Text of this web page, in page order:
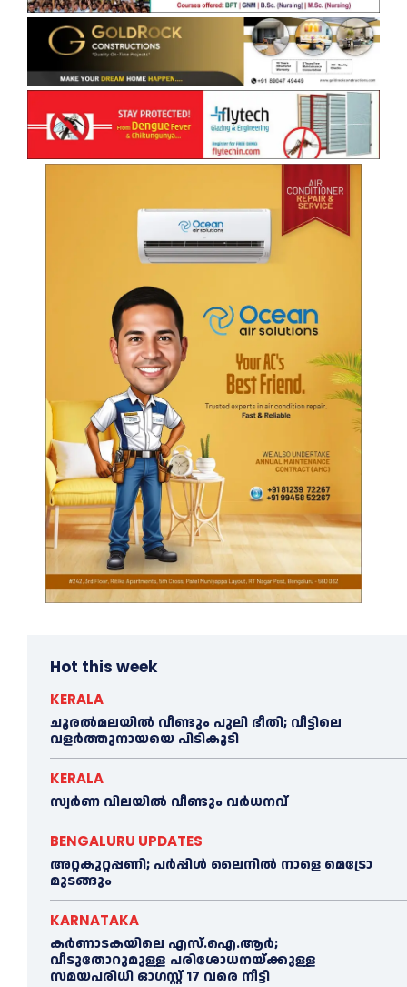
Hot this week
KERALA
ചൂരല്‍മലയില്‍ വീണ്ടും പുലി ഭീതി; വീട്ടിലെ
വളര്‍ത്തുനായയെ പിടികൂടി
KERALA
സ്വർണ വിലയില്‍ വീണ്ടും വർധനവ്
BENGALURU UPDATES
അറ്റകുറ്റപ്പണി; പർപ്പിൾ ലൈനില്‍ നാളെ മെട്രോ
മുടങ്ങും
KARNATAKA
കർണാടകയിലെ എസ്.ഐ.ആർ;
വീടുതോറുമുള്ള പരിശോധനയ്ക്കുള്ള
സമയപരിധി ഓഗസ്റ്റ് 17 വരെ നീട്ടി